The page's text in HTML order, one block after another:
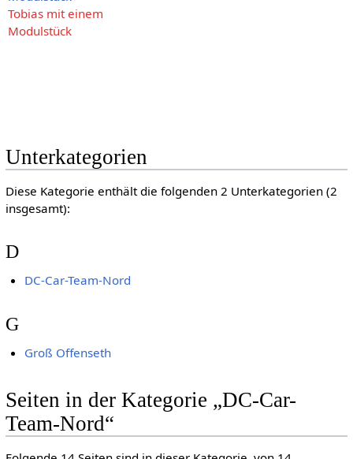
Tobias mit einem
Modulstück
Unterkategorien
Diese Kategorie enthält die folgenden 2 Unterkategorien (2
insgesamt):
D
DC-Car-Team-Nord
G
Groß Offenseth
Seiten in der Kategorie „DC-Car-
Team-Nord“